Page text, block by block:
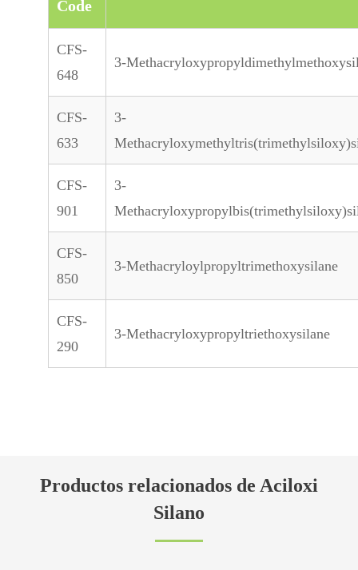
Code
CFS-
648
3-
CFS-
633
3-
CFS-
901
3-
CFS-
850
3-Methacryloylpropyltrimethoxysilane
CFS-
290
3-Methacryloxypropyltriethoxysilane
Productos relacionados de Aciloxi
Silano